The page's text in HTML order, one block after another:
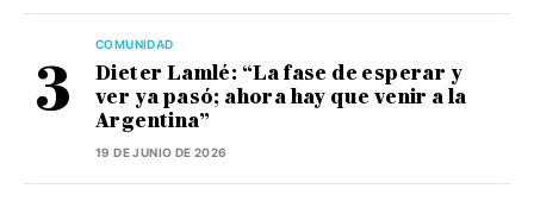
COMUNIDAD
Dieter Lamlé: “La fase de esperar y
ver ya pasó; ahora hay que venir a la
Argentina”
19 DE JUNIO DE 2026